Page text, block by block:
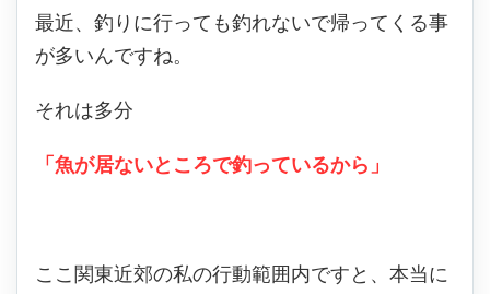
最近、釣りに行っても釣れないで帰ってくる事
が多いんですね。
それは多分
「魚が居ないところで釣っているから」
ここ関東近郊の私の行動範囲内ですと、本当に